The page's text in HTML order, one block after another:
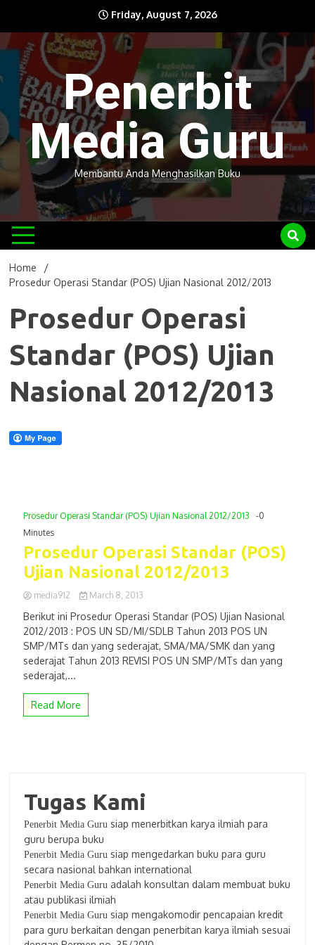
content
Friday, August 7, 2026
Penerbit
Media Guru
Membantu Anda Menghasilkan Buku
Home
Prosedur Operasi Standar (POS) Ujian Nasional 2012/2013
Prosedur Operasi
Standar (POS) Ujian
Nasional 2012/2013
Prosedur Operasi Standar (POS) Ujian Nasional 2012/2013
-0
Minutes
Prosedur Operasi Standar (POS)
Ujian Nasional 2012/2013
media912 March 8, 2013
Berikut ini Prosedur Operasi Standar (POS) Ujian Nasional
2012/2013 : POS UN SD/MI/SDLB Tahun 2013 POS UN
SMP/MTs dan yang sederajat, SMA/MA/SMK dan yang
sederajat Tahun 2013 REVISI POS UN SMP/MTs dan yang
sederajat,...
Read More
Tugas Kami
Penerbit Media Guru siap menerbitkan karya ilmiah para
guru berupa buku
Penerbit Media Guru siap mengedarkan buku para guru
secara nasional bahkan international
Penerbit Media Guru adalah konsultan dalam membuat buku
atau publikasi ilmiah
Penerbit Media Guru siap mengakomodir pencapaian kredit
para guru berkaitan dengan penerbitan karya ilmiah sesuai